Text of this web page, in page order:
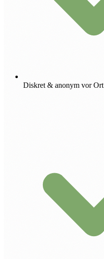
Diskret & anonym vor Ort